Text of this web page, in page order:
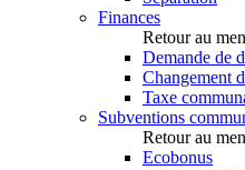
Finances
Retour au
Demande de
Changement
Taxe
Subventions
Retour au
Ecobonus